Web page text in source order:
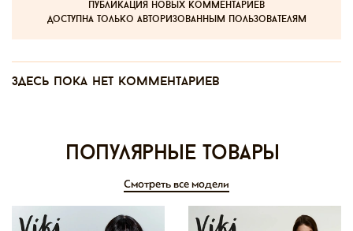
публикация новых комментариев
доступна только авторизованным пользователям
Здесь пока нет комментариев
Популярные товары
Смотреть все модели